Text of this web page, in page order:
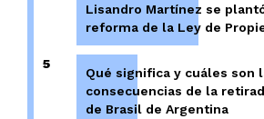
Lisandro Martínez se
reforma de la Ley de
5
Qué significa y cuáles son
consecuencias de la
de Brasil de Argentina